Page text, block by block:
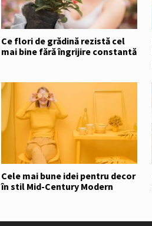
Ce flori de grădină rezistă cel
mai bine fără îngrijire constantă
Cele mai bune idei pentru decor
în stil Mid-Century Modern